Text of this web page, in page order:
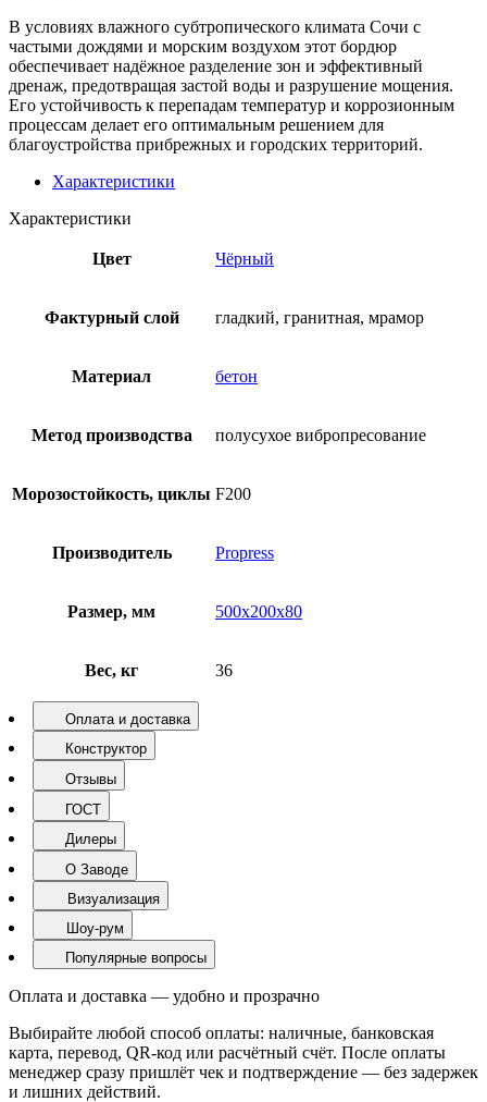
В условиях влажного субтропического климата Сочи с
частыми дождями и морским воздухом этот бордюр
обеспечивает надёжное разделение зон и эффективный
дренаж, предотвращая застой воды и разрушение мощения.
Его устойчивость к перепадам температур и коррозионным
процессам делает его оптимальным решением для
благоустройства прибрежных и городских территорий.
Характеристики
Характеристики
Цвет Чёрный
Фактурный слой гладкий, гранитная, мрамор
Материал бетон
Метод производства полусухое вибропресование
Морозостойкость, циклы F200
Производитель Propress
Размер, мм 500х200х80
Вес, кг 36
Оплата и доставка
Конструктор
Отзывы
ГОСТ
Дилеры
О Заводе
Визуализация
Шоу-рум
Популярные вопросы
Оплата и доставка — удобно и прозрачно
Выбирайте любой способ оплаты: наличные, банковская
карта, перевод, QR-код или расчётный счёт. После оплаты
менеджер сразу пришлёт чек и подтверждение — без задержек
и лишних действий.